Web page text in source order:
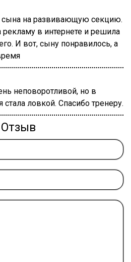
сына на развивающую секцию.
рекламу в интернете и решила
И вот, сыну понравилось, а
неповоротливой, но в
стала ловкой. Спасибо тренеру.
Отзыв